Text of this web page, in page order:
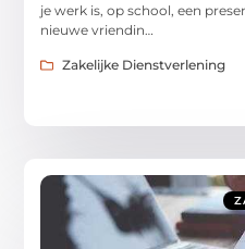
je werk is, op school, een
nieuwe vriendin…
Zakelijke Dienstverlening